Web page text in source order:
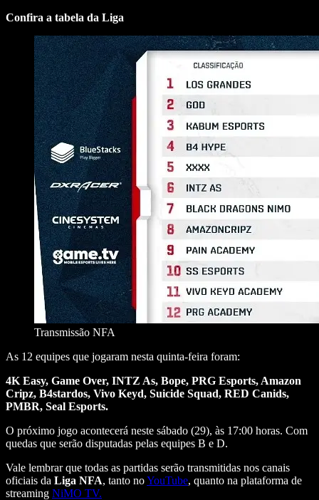
Confira a tabela da Liga
Transmissão NFA
As 12 equipes que jogaram nesta quinta-feira foram:
4K Easy, Game Over, INTZ As, Bope, PRG Esports, Amazon
Cripz, B4stardos, Vivo Keyd, Suicide Squad, RED Canids,
PMBR, Seal Esports.
O próximo jogo acontecerá neste sábado (29), às 17:00 horas. Com
quedas que serão disputadas pelas equipes B e D.
Vale lembrar que todas as partidas serão transmitidas nos canais
oficiais da Liga NFA, tanto noYouTube, quanto na plataforma de
streaming NiMO TV.